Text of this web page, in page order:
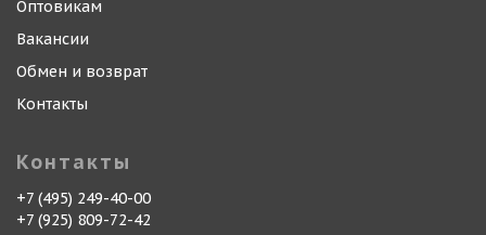
Оптовикам
Вакансии
Обмен и возврат
Контакты
Контакты
+7 (495) 249-40-00
+7 (925) 809-72-42